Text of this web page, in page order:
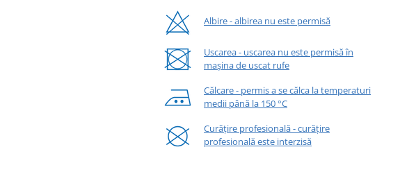
Albire - albirea nu este permisă
Uscarea - uscarea nu este permisă în
mașina de uscat rufe
Călcare - permis a se călca la temperaturi
medii până la 150 °C
Curățire profesională - curățire
profesională este interzisă